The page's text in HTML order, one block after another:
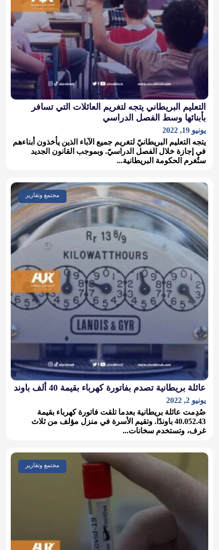
التعليم البريطاني يتجه لتغريم العائلات التي تسافر
بأبنائها وسط الفصل الدراسي
يونيو 19, 2022
يتجه التعليم البريطانيّ لتغريم جميع الآباء الذين يأخذون أبناءهم
في إجازة خلال الفصل الدراسيّ. وبموجب القانون الجديد
ستُغرم الحكومة البريطانية...
مجتمع وتقارير
عائلة بريطانية تصدم بفاتورة كهرباء بقيمة 40 ألف باوند
يونيو 2, 2022
صُدِمت عائلة بريطانية بعدما تلقت فاتورة كهرباء بقيمة
40.052.43 باوندًا. وتقيم الأسرة في منزل مؤلف من ثلاث
غرف، وتستخدم سخانات...
مجتمع وتقارير